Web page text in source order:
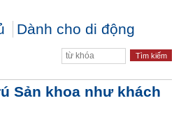
Dành cho di động
Sản khoa như khách